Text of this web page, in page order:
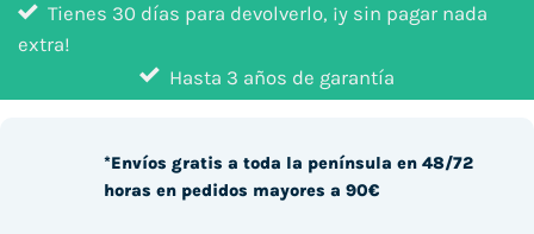
Tienes 30 días para devolverlo, ¡y sin pagar nada
extra!
Hasta 3 años de garantía
*Envíos gratis a toda la península en 48/72
horas en pedidos mayores a 90€